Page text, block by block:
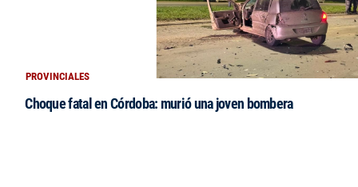
PROVINCIALES
Choque fatal en Córdoba: murió una joven bombera